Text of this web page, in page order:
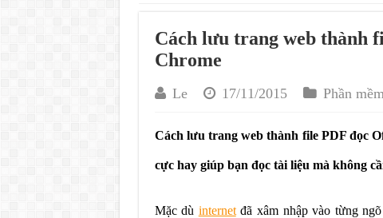
Cách lưu trang web thành
Chrome
Le 17/11/2015 Phần
Cách lưu trang web thành file PDF đọc
cực hay giúp bạn đọc tài liệu mà không
Mặc dù internetđã xâm nhập vào từng